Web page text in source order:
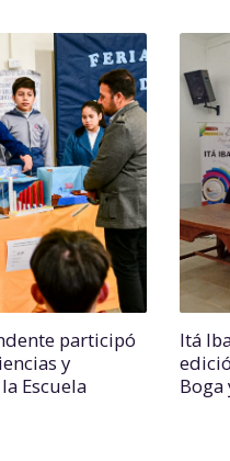
participó
y
Escuela
Itá
Boga